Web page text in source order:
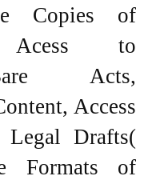
Copies of
Acess to
Acts,
Access
Drafts(
Formats of